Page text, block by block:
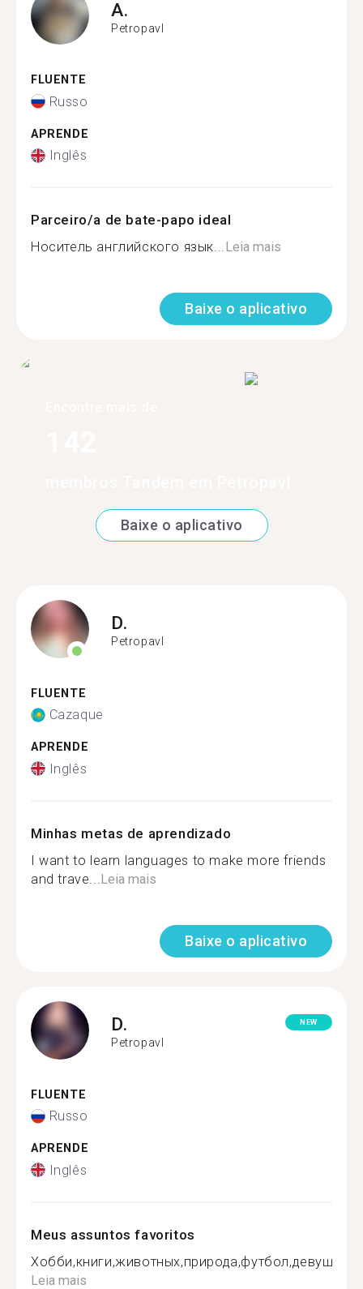
A.
Petropavl
FLUENTE
Russo
APRENDE
Inglês
Parceiro/a de bate-papo ideal
Носитель английского язык...Leia mais
Baixe o aplicativo
Baixe o aplicativo
D.
Petropavl
FLUENTE
Cazaque
APRENDE
Inglês
Minhas metas de aprendizado
I want to learn languages to make more friends
and trave... Leia mais
Baixe o aplicativo
D.
Petropavl
NEW
FLUENTE
Russo
APRENDE
Inglês
Meus assuntos favoritos
Leia mais